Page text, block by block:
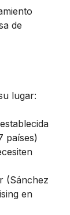
de
lugar:
países)
(Sánchez
en